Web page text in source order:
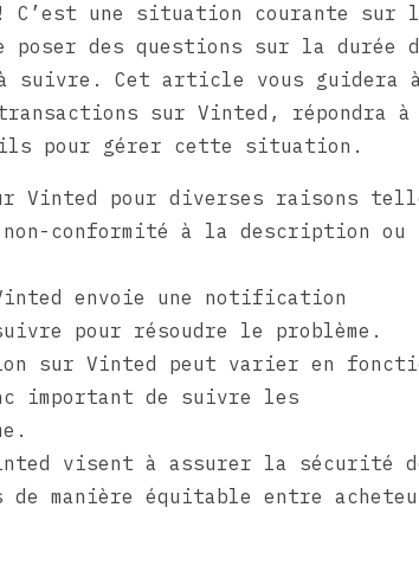
! C’est une situation courante sur
des questions sur la durée
suivre. Cet article vous guidera
sur Vinted, répondra à
pour gérer cette situation.
Vinted pour diverses raisons
conformité à la description ou
envoie une notification
pour résoudre le problème.
sur Vinted peut varier en
important de suivre les
visent à assurer la sécurité
manière équitable entre